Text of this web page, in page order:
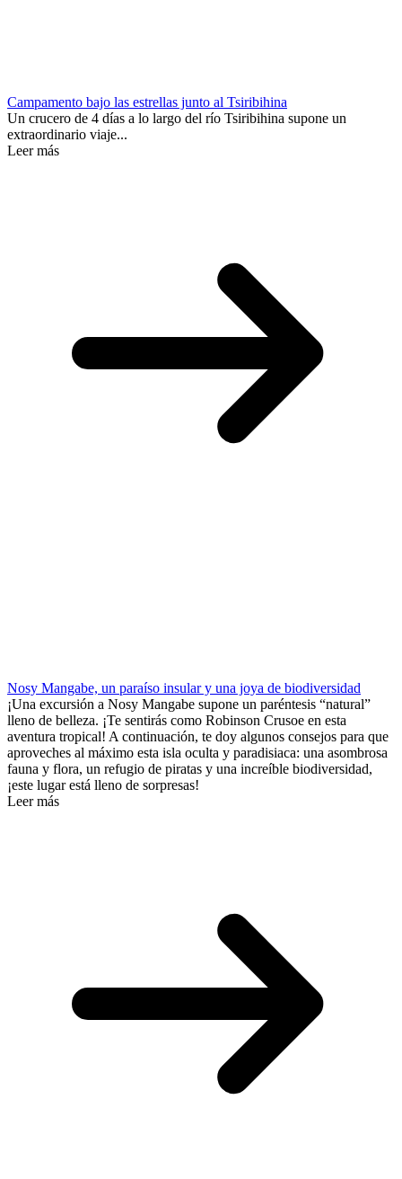
Campamento bajo las estrellas junto al Tsiribihina
Un crucero de 4 días a lo largo del río Tsiribihina supone un
extraordinario viaje...
Leer más
Nosy Mangabe, un paraíso insular y una joya de biodiversidad
¡Una excursión a Nosy Mangabe supone un paréntesis “natural”
lleno de belleza. ¡Te sentirás como Robinson Crusoe en esta
aventura tropical! A continuación, te doy algunos consejos para que
aproveches al máximo esta isla oculta y paradisiaca: una asombrosa
fauna y flora, un refugio de piratas y una increíble biodiversidad,
¡este lugar está lleno de sorpresas!
Leer más